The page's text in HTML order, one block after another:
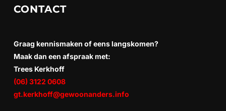
CONTACT
Graag kennismaken of eens langskomen?
Maak dan een afspraak met:
Trees Kerkhoff
(06) 3122 0608
gt.kerkhoff@gewoonanders.info